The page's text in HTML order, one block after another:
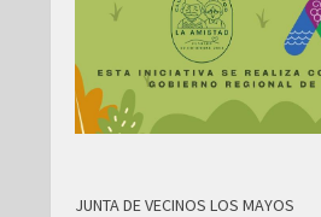
JUNTA DE VECINOS LOS MAYOS